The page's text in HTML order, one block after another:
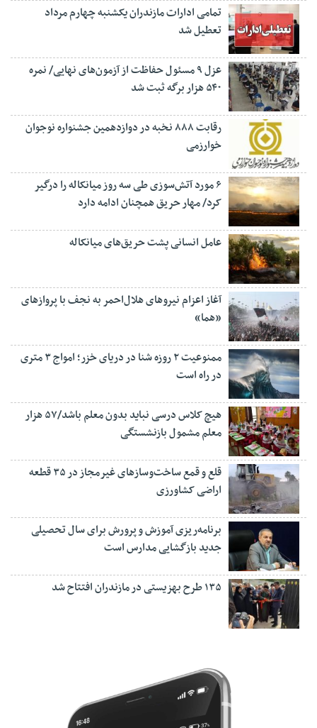
تمامی ادارات مازندران یکشنبه چهارم مرداد
تعطیل شد
عزل ۹ مسئول حفاظت از آزمون‌های نهایی/ نمره
۵۴۰ هزار برگه ثبت شد
رقابت ۸۸۸ نخبه در دوازدهمین جشنواره نوجوان
خوارزمی
۶ مورد آتش‌سوزی طی سه روز میانکاله را درگیر
کرد/ مهار حریق همچنان ادامه دارد
عامل انسانی پشت حریق‌های میانکاله
آغاز اعزام نیروهای هلال‌احمر به نجف با پروازهای
«هما»
ممنوعیت ۲ روزه شنا در دریای خزر؛ امواج ۳ متری
در راه است
هیچ کلاس درسی نباید بدون معلم باشد/۵۷ هزار
معلم مشمول بازنشستگی
قلع و قمع ساخت‌وسازهای غیرمجاز در ۳۵ قطعه
اراضی کشاورزی
برنامه‌ریزی آموزش و پرورش برای سال تحصیلی
جدید بازگشایی مدارس است
۱۳۵ طرح بهزیستی در مازندران افتتاح شد